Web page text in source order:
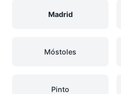
Madrid
Móstoles
Pinto